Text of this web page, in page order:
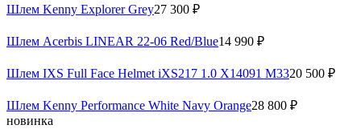
Шлем Kenny Explorer Grey27 300 ₽
Шлем Acerbis LINEAR 22-06 Red/Blue14 990 ₽
Шлем IXS Full Face Helmet iXS217 1.0 X14091 M3320 500 ₽
Шлем Kenny Performance White Navy Orange28 800 ₽
новинка